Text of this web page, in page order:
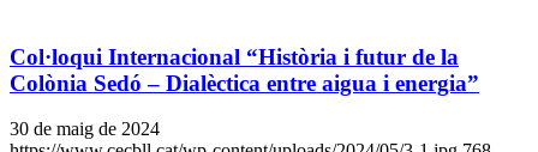
Col·loqui Internacional “Història i futur de la
Colònia Sedó – Dialèctica entre aigua i energia”
30 de maig de 2024